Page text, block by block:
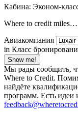
Кабина: Эконом-
Where to credit miles…
Авиакомпания
in Класс
Show me!
Мы рады сообщить,
Where to Credit.
найдёте
программ. Есть